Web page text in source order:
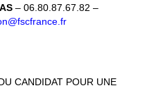
– 06.80.87.67.82 –
CANDIDAT POUR UNE